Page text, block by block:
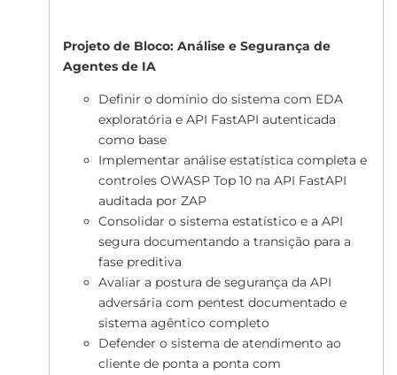
Projeto de Bloco: Análise e Segurança de
Agentes de IA
Definir o domínio do sistema com EDA
exploratória e API FastAPI autenticada
como base
Implementar análise estatística completa e
controles OWASP Top 10 na API FastAPI
auditada por ZAP
Consolidar o sistema estatístico e a API
segura documentando a transição para a
fase preditiva
Avaliar a postura de segurança da API
adversária com pentest documentado e
sistema agêntico completo
Defender o sistema de atendimento ao
cliente de ponta a ponta com